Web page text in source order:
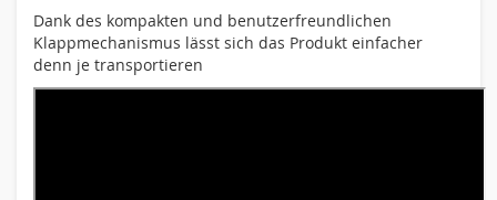
Dank des kompakten und benutzerfreundlichen
Klappmechanismus lässt sich das Produkt einfacher
denn je transportieren